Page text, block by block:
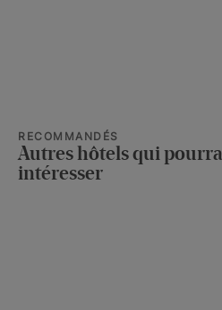
RECOMMANDÉS
Autres hôtels qui
intéresser